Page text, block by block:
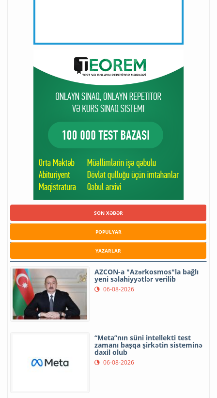
SON XƏBƏR
POPULYAR
YAZARLAR
AZCON-a "Azərkosmos"la bağlı
yeni səlahiyyətlər verilib
06-08-2026
“Meta”nın süni intellekti test
zamanı başqa şirkətin sisteminə
daxil olub
06-08-2026